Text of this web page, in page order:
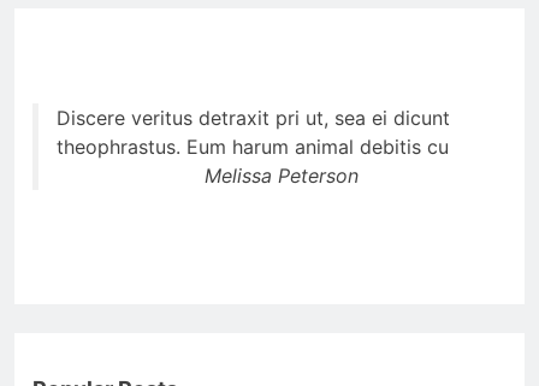
Discere veritus detraxit pri ut, sea ei dicunt
theophrastus. Eum harum animal debitis cu
Melissa Peterson